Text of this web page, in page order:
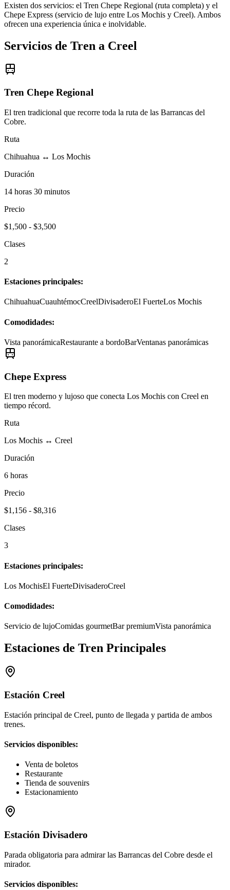
Existen dos servicios: el Tren Chepe Regional (ruta completa) y el
Chepe Express (servicio de lujo entre Los Mochis y Creel). Ambos
ofrecen una experiencia única e inolvidable.
Servicios de Tren a Creel
Tren Chepe Regional
El tren tradicional que recorre toda la ruta de las Barrancas del
Cobre.
Ruta
Chihuahua ↔ Los Mochis
Duración
14 horas 30 minutos
Precio
$1,500 - $3,500
Clases
2
Estaciones principales:
ChihuahuaCuauhtémocCreelDivisaderoEl FuerteLos Mochis
Comodidades:
Vista panorámicaRestaurante a bordoBarVentanas panorámicas
Chepe Express
El tren moderno y lujoso que conecta Los Mochis con Creel en
tiempo récord.
Ruta
Los Mochis ↔ Creel
Duración
6 horas
Precio
$1,156 - $8,316
Clases
3
Estaciones principales:
Los MochisEl FuerteDivisaderoCreel
Comodidades:
Servicio de lujoComidas gourmetBar premiumVista panorámica
Estaciones de Tren Principales
Estación Creel
Estación principal de Creel, punto de llegada y partida de ambos
trenes.
Servicios disponibles:
Venta de boletos
Restaurante
Tienda de souvenirs
Estacionamiento
Estación Divisadero
Parada obligatoria para admirar las Barrancas del Cobre desde el
mirador.
Servicios disponibles: